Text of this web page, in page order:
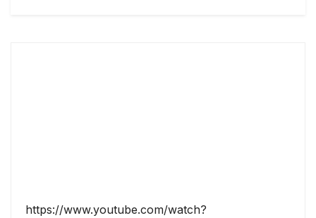
https://www.youtube.com/watch?